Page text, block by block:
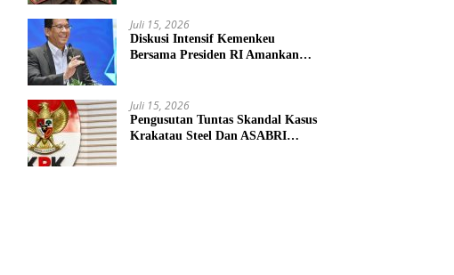
Juli 15, 2026
Diskusi Intensif Kemenkeu
Bersama Presiden RI Amankan
Juli 15, 2026
Pengusutan Tuntas Skandal Kasus
Krakatau Steel Dan ASABRI